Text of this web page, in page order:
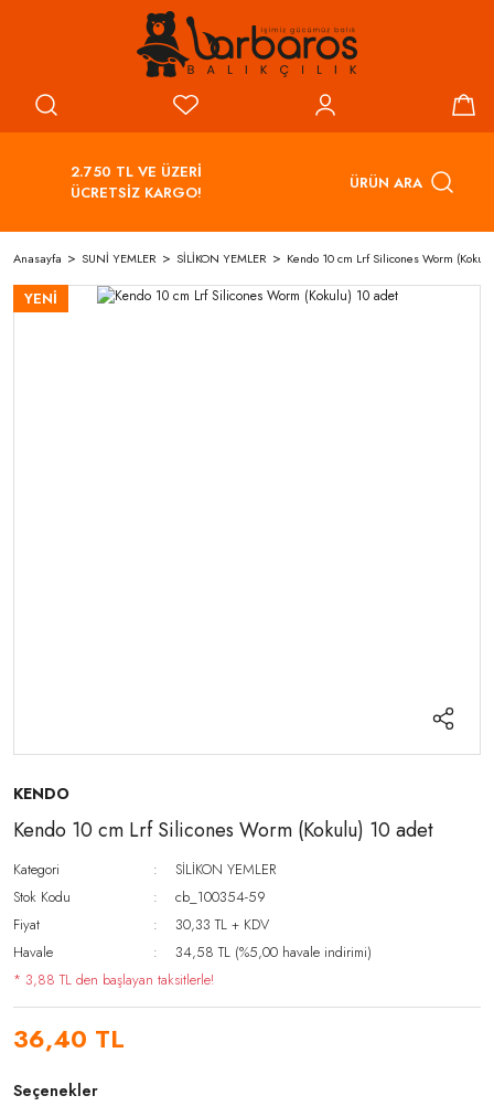
2.750 TL VE ÜZERİ
ÜCRETSİZ KARGO!
ÜRÜN ARA
Anasayfa SUNİ YEMLER SİLİKON YEMLER Kendo 10 cm Lrf Silicones Worm
YENİ
KENDO
Kendo 10 cm Lrf Silicones Worm (Kokulu) 10 adet
Kategori
SİLİKON YEMLER
Stok Kodu
cb_100354-59
Fiyat
30,33 TL + KDV
Havale
34,58 TL (%5,00 havale indirimi)
* 3,88 TL den başlayan taksitlerle!
36,40 TL
Seçenekler